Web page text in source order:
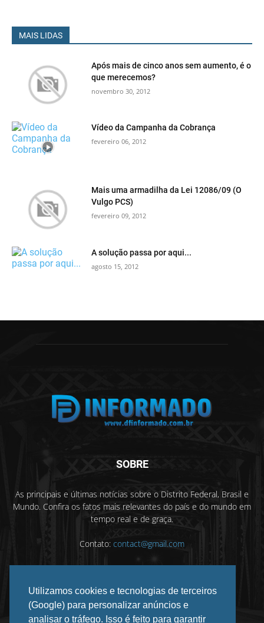
Utilizamos cookies e tecnologias de terceiros
(Google) para personalizar anúncios e
analisar o tráfego. Isso é feito para garantir
MAIS LIDAS
Após mais de cinco anos sem aumento, é o
que merecemos?
novembro 30, 2012
Vídeo da Campanha da Cobrança
fevereiro 06, 2012
Mais uma armadilha da Lei 12086/09 (O
Vulgo PCS)
fevereiro 09, 2012
A solução passa por aqui...
agosto 15, 2012
SOBRE
As principais e últimas notícias sobre o Distrito Federal, Brasil e
Mundo. Confira os fatos mais relevantes do país e do mundo em
tempo real e de graça.
Contato: contact@gmail.com
SIGA-NOS